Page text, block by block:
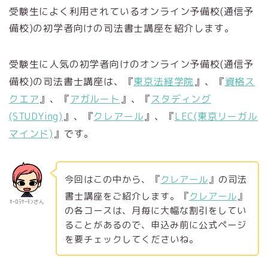
受験生によく利用されているオンライン予備校(通信予
備校)の初学者向けの司法書士講座を紹介します。
受験生に人気の初学者向けのオンライン予備校(通信予
備校)の司法書士講座は、『東京法経学院』、『資格ス
クエア』、『アガルート 』、『スタディング
(STUDYing)』、『クレアール』、『LEC(東京リーガル
マインド)』です。
ｵｰﾛﾗｻｰﾓﾝさん
今回はこの中から、『クレアール』の司法
書士講座をご紹介します。『クレアール』
の各コースは、月毎に大幅な割引をしてい
ることがあるので、申込み前に公式ページ
を要チェックしてくださいね。